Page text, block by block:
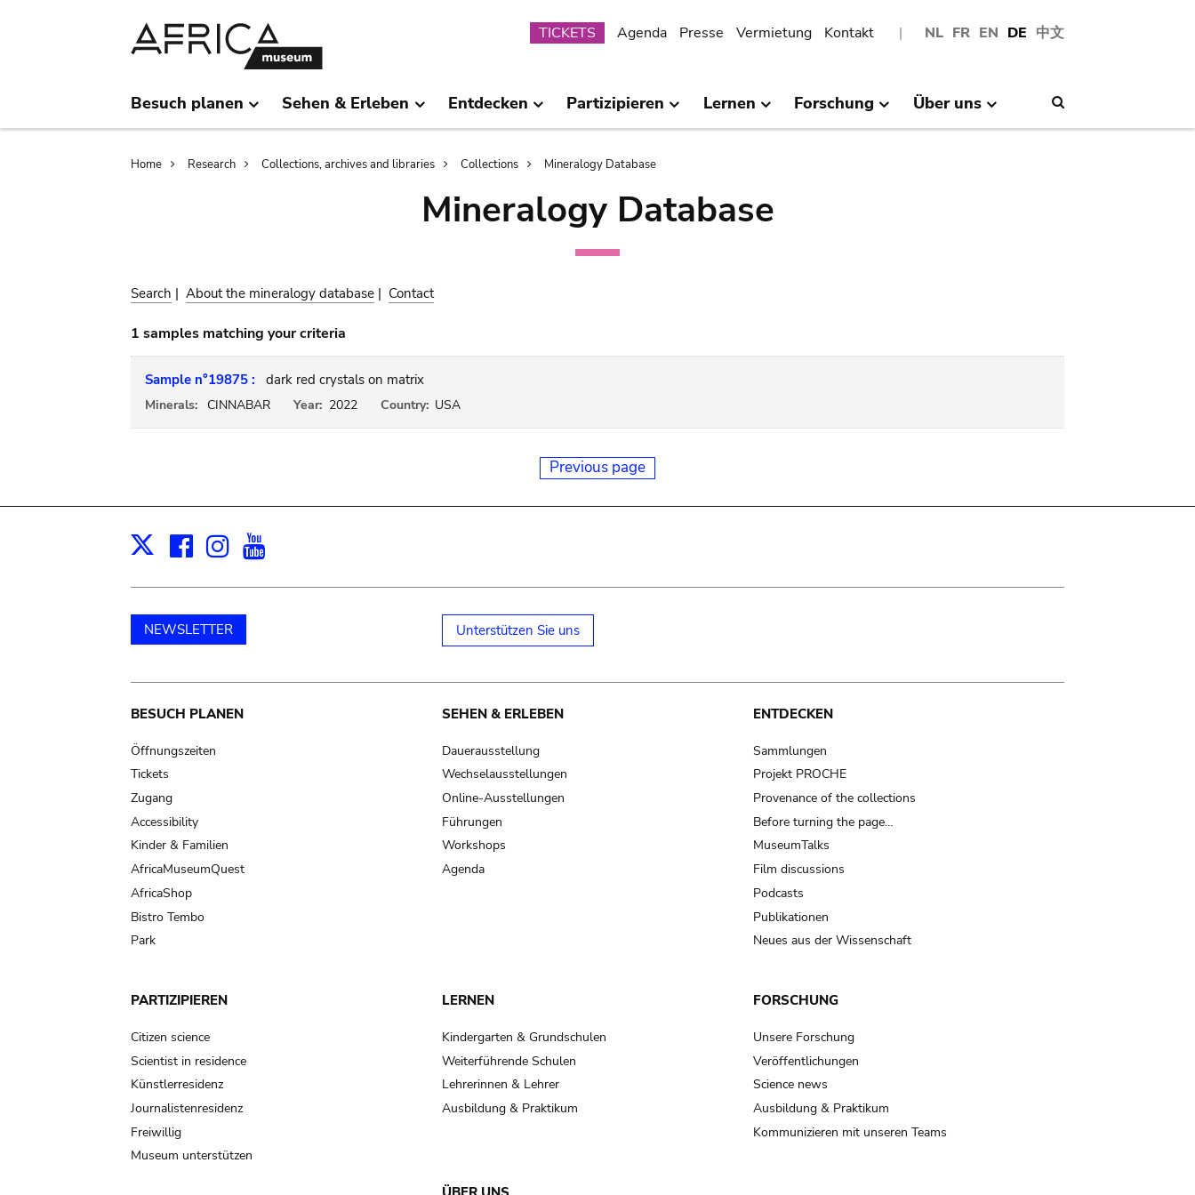
NL FR EN DE 中文
Submenu
TICKETS Agenda Presse Vermietung Kontakt
Besuch planen Sehen & Erleben Entdecken Partizipieren Lernen Forschung Über uns
Breadcrumb
Home Research Collections, archives and libraries Collections Mineralogy Database
Mineralogy Database
Search | About the mineralogy database | Contact
1 samples matching your criteria
Sample n°19875 : dark red crystals on matrix
Minerals: CINNABAR Year: 2022 Country: USA
Previous page
X Facebook
Instagram
NEWSLETTER Unterstützen Sie uns
Main
navigation
BESUCH PLANEN
Öffnungszeiten
Tickets
Zugang
Accessibility
Kinder & Familien
AfricaMuseumQuest
AfricaShop
Bistro Tembo
Park
SEHEN & ERLEBEN
Dauerausstellung
Wechselausstellungen
Online-Ausstellungen
Führungen
Workshops
Agenda
ENTDECKEN
Sammlungen
Projekt PROCHE
Provenance of the collections
Before turning the page…
MuseumTalks
Film discussions
Podcasts
Publikationen
Neues aus der Wissenschaft
PARTIZIPIEREN
Citizen science
Scientist in residence
Künstlerresidenz
Journalistenresidenz
Freiwillig
Museum unterstützen
LERNEN
Kindergarten & Grundschulen
Weiterführende Schulen
Lehrerinnen & Lehrer
Ausbildung & Praktikum
FORSCHUNG
Unsere Forschung
Veröffentlichungen
Science news
Ausbildung & Praktikum
Kommunizieren mit unseren Teams